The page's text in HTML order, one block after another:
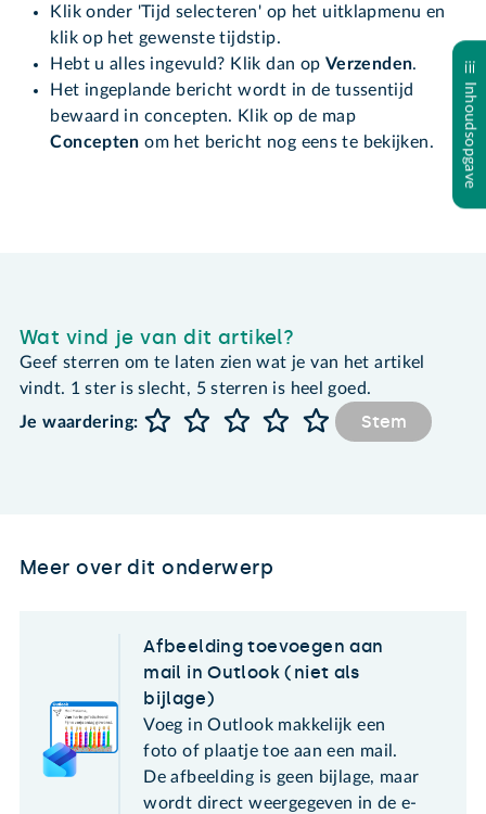
Klik onder 'Tijd selecteren' op het uitklapmenu en
klik op het gewenste tijdstip.
Hebt u alles ingevuld? Klik dan op Verzenden.
Het ingeplande bericht wordt in de tussentijd
bewaard in concepten. Klik op de map
Conceptenom het bericht nog eens te bekijken. Inhoudsopgave
Wat vind je van dit artikel?
Geef sterren om te laten zien wat je van het artikel
vindt. 1 ster is slecht, 5 sterren is heel goed.
Je waardering:
Stem
Meer over dit onderwerp
Afbeelding toevoegen aan
mail in Outlook (niet als
bijlage)
Voeg in Outlook makkelijk een
foto of plaatje toe aan een mail.
De afbeelding is geen bijlage, maar
wordt direct weergegeven in de e-